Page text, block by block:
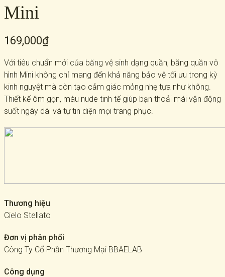
Mini
169,000₫
Với tiêu chuẩn mới của băng vệ sinh dạng quần, băng quần vô
hình Mini không chỉ mang đến khả năng bảo vệ tối ưu trong kỳ
kinh nguyệt mà còn tạo cảm giác mỏng nhẹ tựa như không.
Thiết kế ôm gọn, màu nude tinh tế giúp bạn thoải mái vận động
suốt ngày dài và tự tin diện mọi trang phục.
Thương hiệu
Cielo Stellato
Đơn vị phân phối
Công Ty Cổ Phần Thương Mại BBAELAB
Công dụng